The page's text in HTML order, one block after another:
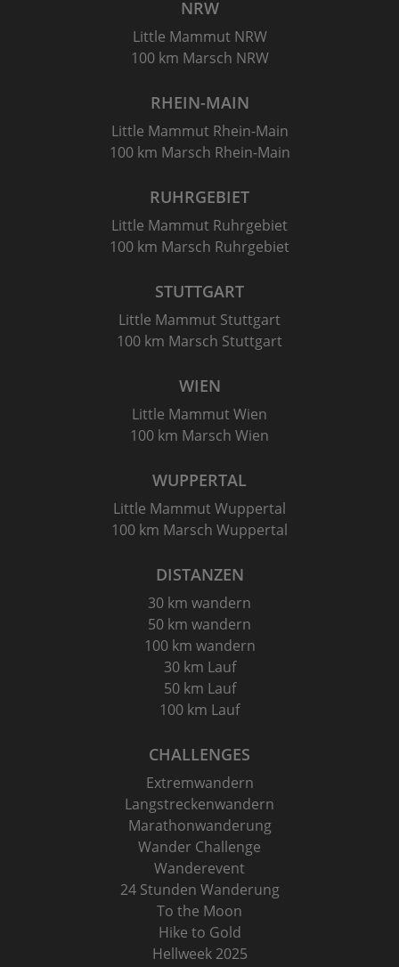
NRW
Little Mammut NRW
100 km Marsch NRW
RHEIN-MAIN
Little Mammut Rhein-Main
100 km Marsch Rhein-Main
RUHRGEBIET
Little Mammut Ruhrgebiet
100 km Marsch Ruhrgebiet
STUTTGART
Little Mammut Stuttgart
100 km Marsch Stuttgart
WIEN
Little Mammut Wien
100 km Marsch Wien
WUPPERTAL
Little Mammut Wuppertal
100 km Marsch Wuppertal
DISTANZEN
30 km wandern
50 km wandern
100 km wandern
30 km Lauf
50 km Lauf
100 km Lauf
CHALLENGES
Extremwandern
Langstreckenwandern
Marathonwanderung
Wander Challenge
Wanderevent
24 Stunden Wanderung
To the Moon
Hike to Gold
Hellweek 2025